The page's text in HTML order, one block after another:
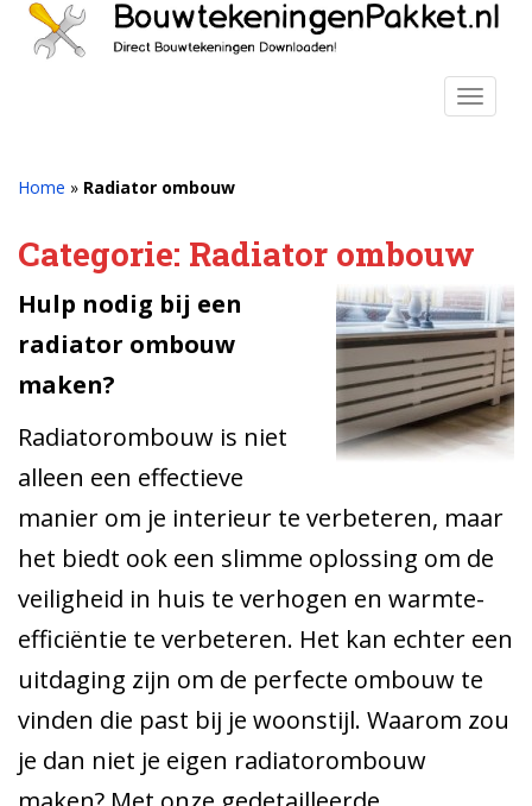
Home » Radiator ombouw
Categorie: Radiator ombouw
Hulp nodig bij een
radiator ombouw
maken?
Radiatorombouw is niet
alleen een effectieve
manier om je interieur te verbeteren, maar
het biedt ook een slimme oplossing om de
veiligheid in huis te verhogen en warmte-
efficiëntie te verbeteren. Het kan echter een
uitdaging zijn om de perfecte ombouw te
vinden die past bij je woonstijl. Waarom zou
je dan niet je eigen radiatorombouw